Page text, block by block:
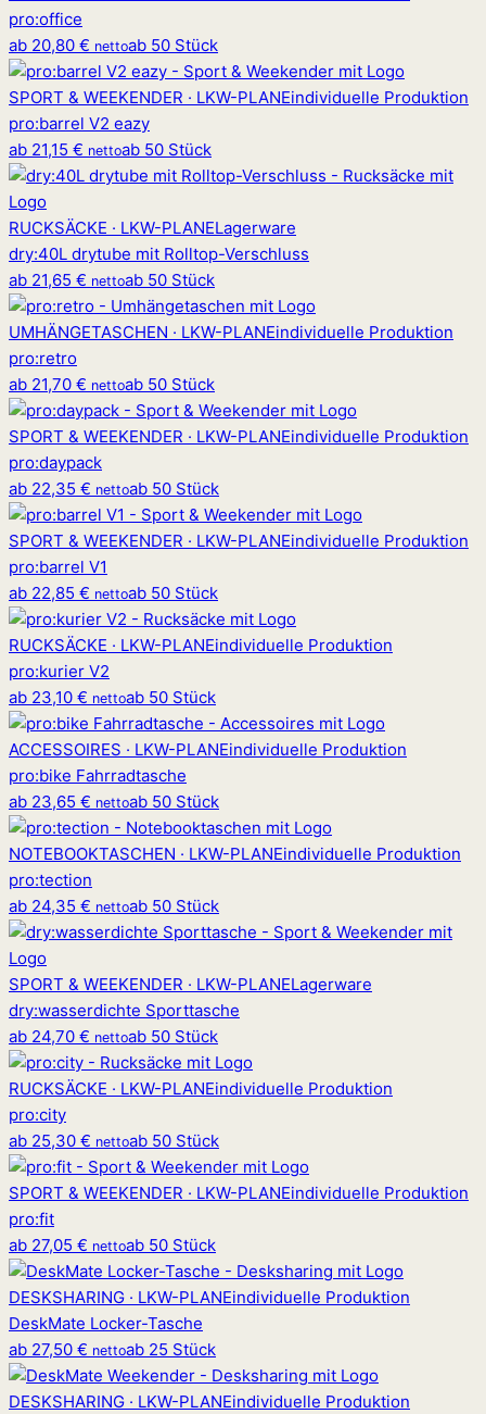
pro:office
ab 20,80 € nettoab 50 Stück
SPORT & WEEKENDER · LKW-PLANEindividuelle Produktion
pro:barrel V2 eazy
ab 21,15 € nettoab 50 Stück
RUCKSÄCKE · LKW-PLANELagerware
dry:40L drytube mit Rolltop-Verschluss
ab 21,65 € nettoab 50 Stück
UMHÄNGETASCHEN · LKW-PLANEindividuelle Produktion
pro:retro
ab 21,70 € nettoab 50 Stück
SPORT & WEEKENDER · LKW-PLANEindividuelle Produktion
pro:daypack
ab 22,35 € nettoab 50 Stück
SPORT & WEEKENDER · LKW-PLANEindividuelle Produktion
pro:barrel V1
ab 22,85 € nettoab 50 Stück
RUCKSÄCKE · LKW-PLANEindividuelle Produktion
pro:kurier V2
ab 23,10 € nettoab 50 Stück
ACCESSOIRES · LKW-PLANEindividuelle Produktion
pro:bike Fahrradtasche
ab 23,65 € nettoab 50 Stück
NOTEBOOKTASCHEN · LKW-PLANEindividuelle Produktion
pro:tection
ab 24,35 € nettoab 50 Stück
SPORT & WEEKENDER · LKW-PLANELagerware
dry:wasserdichte Sporttasche
ab 24,70 € nettoab 50 Stück
RUCKSÄCKE · LKW-PLANEindividuelle Produktion
pro:city
ab 25,30 € nettoab 50 Stück
SPORT & WEEKENDER · LKW-PLANEindividuelle Produktion
pro:fit
ab 27,05 € nettoab 50 Stück
DESKSHARING · LKW-PLANEindividuelle Produktion
DeskMate Locker-Tasche
ab 27,50 € nettoab 25 Stück
DESKSHARING · LKW-PLANEindividuelle Produktion